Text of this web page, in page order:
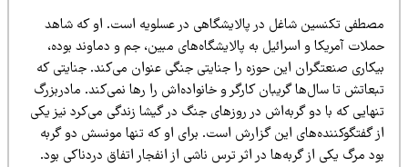
تکنسین شاغل در پالایشگاهی در عسلویه است. او که شاهد
آمریکا و اسرائیل به پالایشگاه‌های مبین، جم و دماوند بوده،
صنعتگران این حوزه را جنایتی جنگی عنوان می‌کند. جنایتی که
تا سال‌ها گریبان کارگر و خانواده‌اش را رها نمی‌کند. مادربزرگ
که با دو گربه‌اش در روزهای جنگ در گیشا زندگی می‌کرد نیز یکی
گفتگوکننده‌های این گزارش است. برای او که تنها مونسش دو گربه
مرگ یکی از گربه‌ها در اثر ترس ناشی از انفجار اتفاق دردناکی بود.